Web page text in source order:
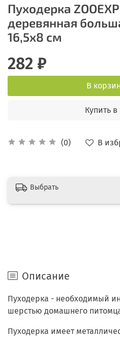
Пуходерка
деревянная
16,5х8 см
(0) В
282 ₽
В
Купить в
Выбрать
Описание
Пуходерка - необходимый
шерстью домашнего
Пуходерка имеет